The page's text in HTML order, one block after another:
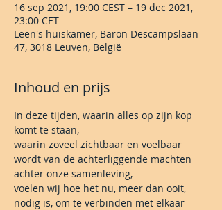
16 sep 2021, 19:00 CEST – 19 dec 2021,
23:00 CET
Leen's huiskamer, Baron Descampslaan
47, 3018 Leuven, België
Inhoud en prijs
In deze tijden, waarin alles op zijn kop
komt te staan,
waarin zoveel zichtbaar en voelbaar
wordt van de achterliggende machten
achter onze samenleving,
voelen wij hoe het nu, meer dan ooit,
nodig is, om te verbinden met elkaar